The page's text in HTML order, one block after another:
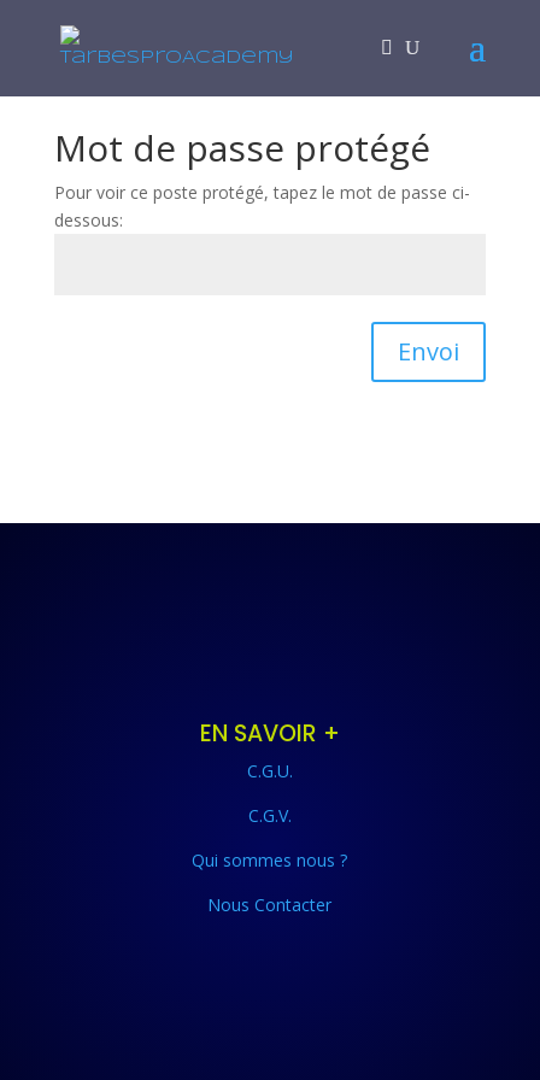
Mot de passe protégé
Pour voir ce poste protégé, tapez le mot de passe ci-
dessous:
Envoi
EN SAVOIR +
C.G.U.
C.G.V.
Qui sommes nous ?
Nous Contacter